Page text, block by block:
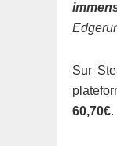
Sur
60,70€.